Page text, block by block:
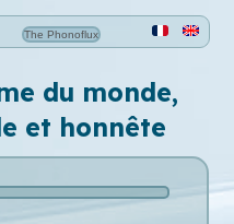
The Phonoflux
du monde,
et honnête